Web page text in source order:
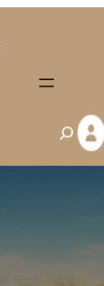
S
e